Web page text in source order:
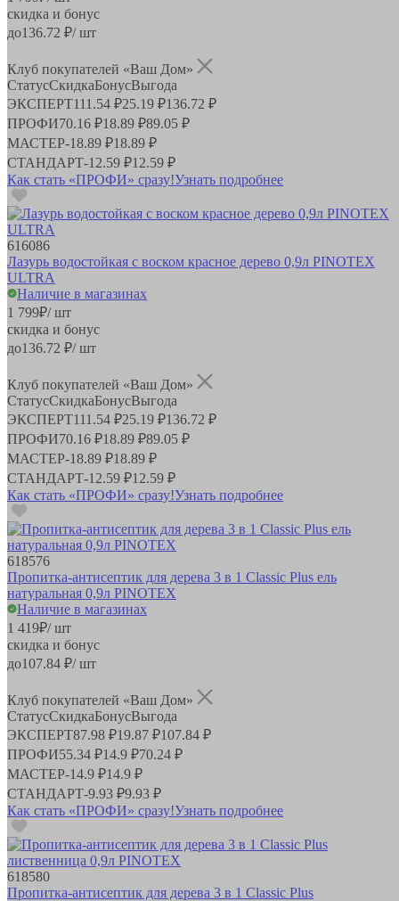
скидка и бонус
до136.72 ₽/ шт
Клуб покупателей «Ваш Дом»
СтатусСкидкаБонусВыгода
ЭКСПЕРТ111.54 ₽25.19 ₽136.72 ₽
ПРОФИ70.16 ₽18.89 ₽89.05 ₽
МАСТЕР-18.89 ₽18.89 ₽
СТАНДАРТ-12.59 ₽12.59 ₽
Как стать «ПРОФИ» сразу!Узнать подробнее
616086
Лазурь водостойкая с воском красное дерево 0,9л PINOTEX
ULTRA
Наличие в магазинах
1 799₽/ шт
скидка и бонус
до136.72 ₽/ шт
Клуб покупателей «Ваш Дом»
СтатусСкидкаБонусВыгода
ЭКСПЕРТ111.54 ₽25.19 ₽136.72 ₽
ПРОФИ70.16 ₽18.89 ₽89.05 ₽
МАСТЕР-18.89 ₽18.89 ₽
СТАНДАРТ-12.59 ₽12.59 ₽
Как стать «ПРОФИ» сразу!Узнать подробнее
618576
Пропитка-антисептик для дерева 3 в 1 Classic Plus ель
натуральная 0,9л PINOTEX
Наличие в магазинах
1 419₽/ шт
скидка и бонус
до107.84 ₽/ шт
Клуб покупателей «Ваш Дом»
СтатусСкидкаБонусВыгода
ЭКСПЕРТ87.98 ₽19.87 ₽107.84 ₽
ПРОФИ55.34 ₽14.9 ₽70.24 ₽
МАСТЕР-14.9 ₽14.9 ₽
СТАНДАРТ-9.93 ₽9.93 ₽
Как стать «ПРОФИ» сразу!Узнать подробнее
618580
Пропитка-антисептик для дерева 3 в 1 Classic Plus